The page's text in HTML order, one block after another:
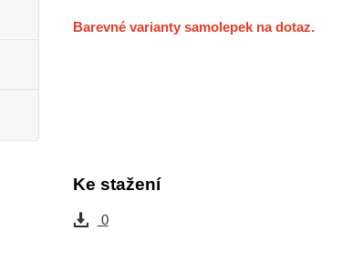
Barevné varianty samolepek na dotaz.
Ke stažení
0